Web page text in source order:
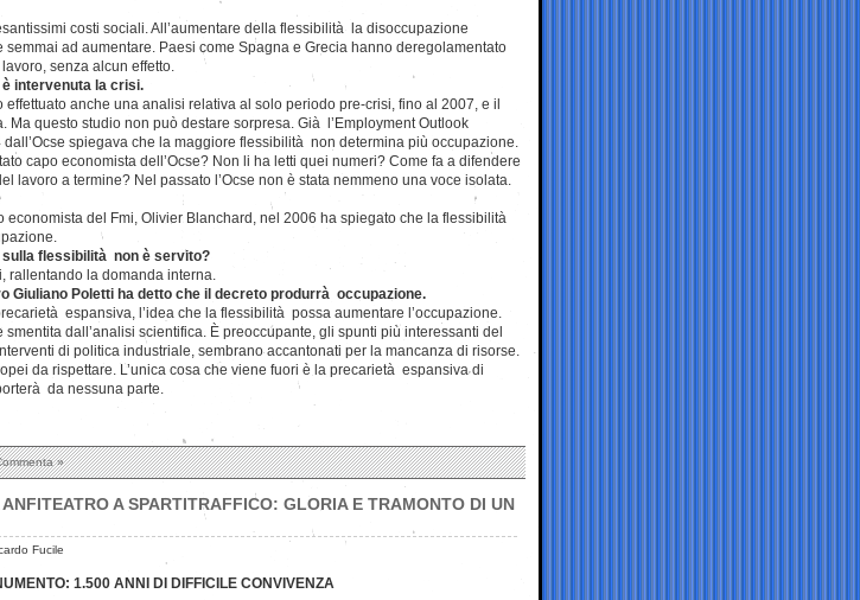
costi sociali. All’aumentare della flessibilità la disoccupazione
semmai ad aumentare. Paesi come Spagna e Grecia hanno deregolamentato
senza alcun effetto.
intervenuta la crisi.
effettuato anche una analisi relativa al solo periodo pre-crisi, fino al 2007, e il
Ma questo studio non può destare sorpresa. Già l’Employment Outlook
spiegava che la maggiore flessibilità non determina più occupazione.
capo economista dell’Ocse? Non li ha letti quei numeri? Come fa a difendere
lavoro a termine? Nel passato l’Ocse non è stata nemmeno una voce isolata.
economista del Fmi, Olivier Blanchard, nel 2006 ha spiegato che la flessibilità
flessibilità non è servito?
rallentando la domanda interna.
Giuliano Poletti ha detto che il decreto produrrà occupazione.
espansiva, l’idea che la flessibilità possa aumentare l’occupazione.
smentita dall’analisi scientifica. È preoccupante, gli spunti più interessanti del
di politica industriale, sembrano accantonati per la mancanza di risorse.
da rispettare. L’unica cosa che viene fuori è la precarietà espansiva di
da nessuna parte.
»
A SPARTITRAFFICO: GLORIA E TRAMONTO DI UN
Fucile
1.500 ANNI DI DIFFICILE CONVIVENZA